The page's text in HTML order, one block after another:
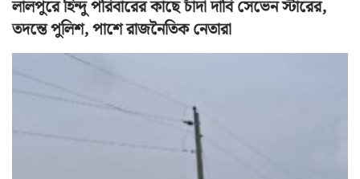
লালপুরে হিন্দু পরিবারের কাছে চাঁদা দাবি সেভেন স্টারের,
তদন্তে পুলিশ, পাশে রাজনৈতিক নেতারা